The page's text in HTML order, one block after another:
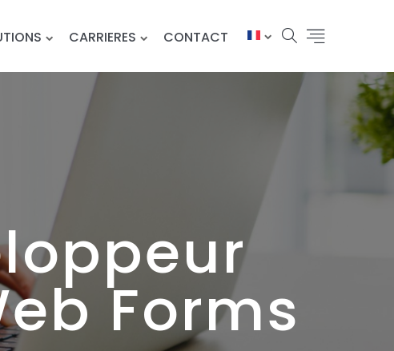
CARRIERES CONTACT
Forms